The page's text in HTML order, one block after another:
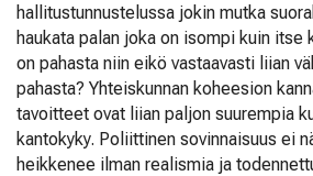
hallitustunnustelussa jokin mutka
haukata palan joka on isompi kuin
on pahasta niin eikö vastaavasti liian
pahasta? Yhteiskunnan koheesion
tavoitteet ovat liian paljon suurempia
kantokyky. Poliittinen sovinnaisuus ei
heikkenee ilman realismia ja